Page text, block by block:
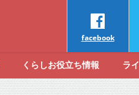
facebook
くらしお役立ち情報 ラ